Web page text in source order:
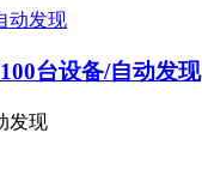
台设备/自动发现
发现